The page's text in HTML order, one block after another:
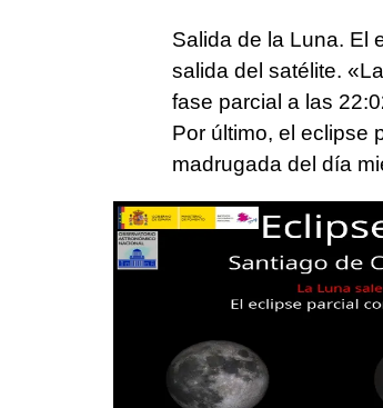
Salida de la Luna. El
salida del satélite.
fase parcial a las
Por último, el eclipse
madrugada del día